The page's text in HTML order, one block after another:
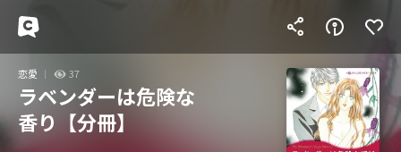
恋愛 37
ラベンダーは危険な
香り【分冊】